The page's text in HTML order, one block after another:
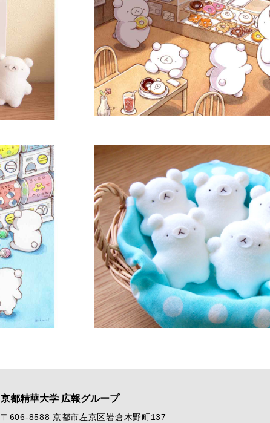
京都精華大学 広報グループ
〒606-8588 京都市左京区岩倉木野町137